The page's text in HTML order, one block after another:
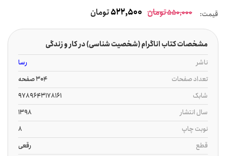
قیمت: 550,000تومان 522,500تومان
مشخصات کتاب اناگرام (شخصیت شناسی) در کار و زندگی
ناشر
رسا
تعداد صفحات
304 صفحه
شابک
9789643178161
سال انتشار
1398
نوبت چاپ
8
قطع
رقعی